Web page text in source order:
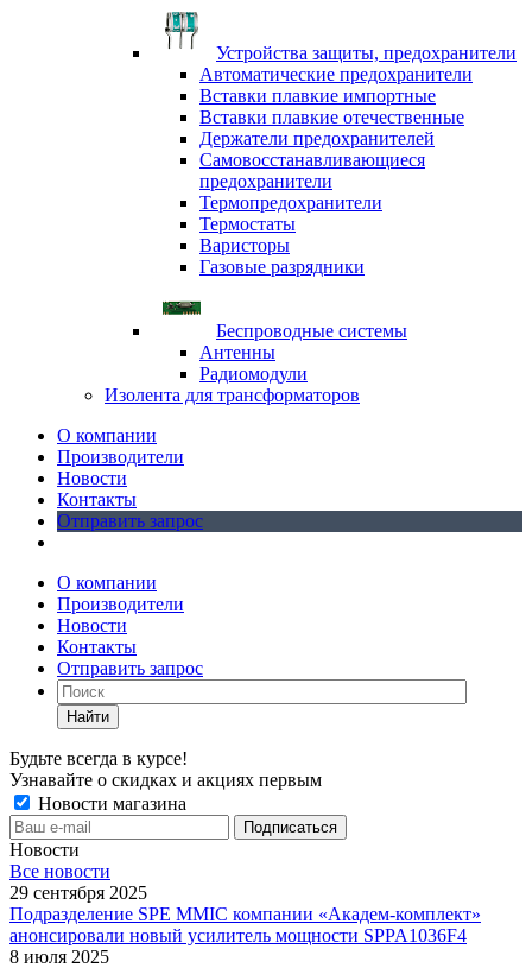
Устройства защиты, предохранители
Автоматические предохранители
Вставки плавкие импортные
Вставки плавкие отечественные
Держатели предохранителей
Самовосстанавливающиеся
предохранители
Термопредохранители
Термостаты
Варисторы
Газовые разрядники
Беспроводные системы
Антенны
Радиомодули
Изолента для трансформаторов
О компании
Производители
Новости
Контакты
Отправить запрос
О компании
Производители
Новости
Контакты
Отправить запрос
Найти
Будьте всегда в курсе!
Узнавайте о скидках и акциях первым
Новости магазина
Новости
Все новости
29 сентября 2025
Подразделение SPE MMIC компании «Академ-комплект»
анонсировали новый усилитель мощности SPPA1036F4
8 июля 2025